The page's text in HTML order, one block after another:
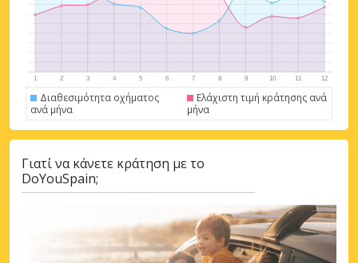
Μεγάλες εξοικονομήσεις
Αποκτήστε πρόσβαση σε αποκλειστικές
προσφορές συνεργατών
Σύνδεση με eLink
Διαθεσιμότητα οχήματος
ανά μήνα
Ελάχιστη τιμή κράτησης ανά
μήνα
Γιατί να κάνετε κράτηση με το
DoYouSpain;